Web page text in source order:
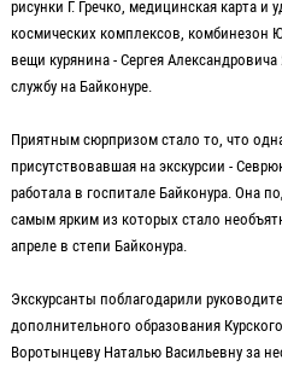
рисунки Г. Гречко, медицинская карта и
космических комплексов, комбинезон
вещи курянина - Сергея
службу на Байконуре.
Приятным сюрпризом стало то, что
присутствовавшая на экскурсии -
работала в госпитале Байконура. Она
самым ярким из которых стало
апреле в степи Байконура.
Экскурсанты поблагодарили
дополнительного образования
Воротынцеву Наталью Васильевну за